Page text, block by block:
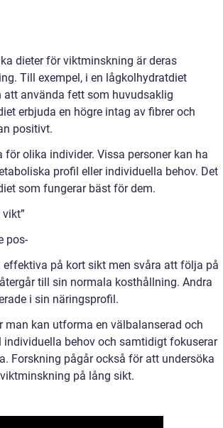
dieter för viktminskning är deras
Till exempel, i en lågkolhydratdiet
använda fett som huvudsaklig
erbjuda en högre intag av fibrer och
positivt.
olika individer. Vissa personer kan ha
profil eller individuella behov. Det
som fungerar bäst för dem.
pos-
på kort sikt men svåra att följa på
till sin normala kosthållning. Andra
i sin näringsprofil.
kan utforma en välbalanserad och
behov och samtidigt fokuserar
Forskning pågår också för att undersöka
på lång sikt.